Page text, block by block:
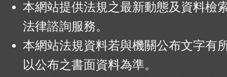
本網站提供法規之最新動態及資料檢
法律諮詢服務。
本網站法規資料若與機關公布文字有
以公布之書面資料為準。